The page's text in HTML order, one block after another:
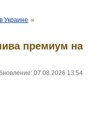
Украине »
премиум на
07.08.2026 13:54